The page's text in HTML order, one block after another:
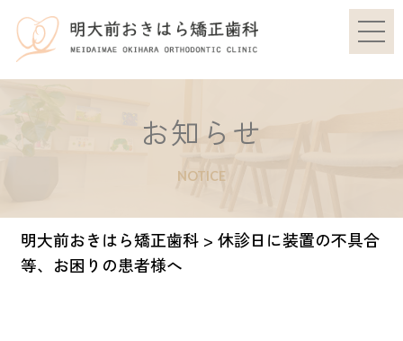
お知らせ
NOTICE
明大前おきはら矯正歯科> 休診日に装置の不具合
等、お困りの患者様へ